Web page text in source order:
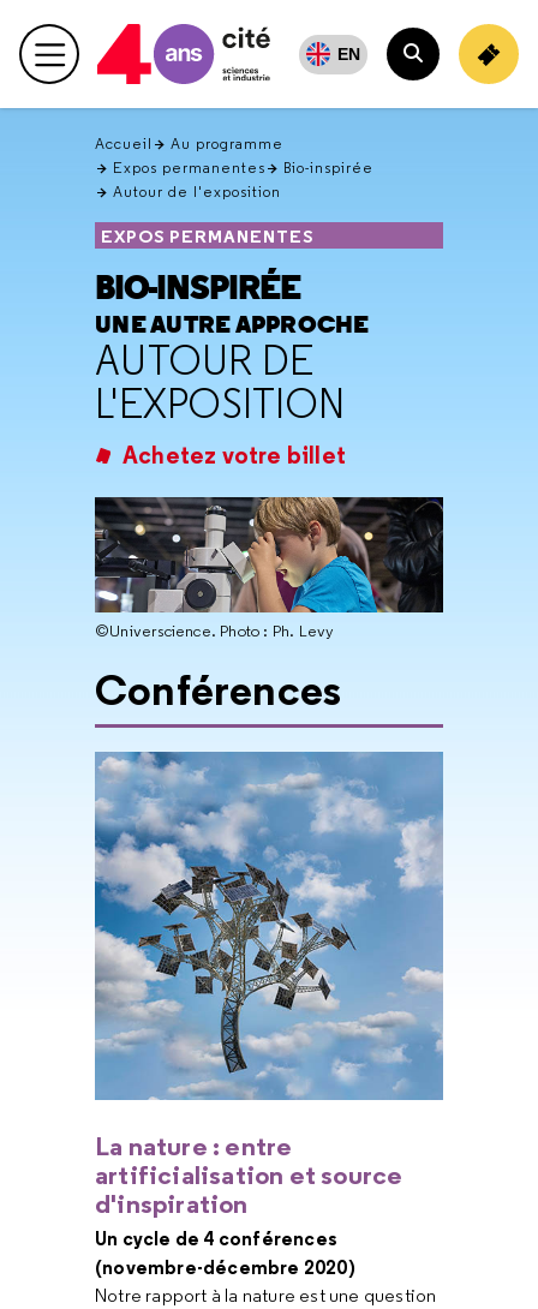
en
haut Menu principal EN
Rechercher
Accueil
Au programme
Expos permanentes
Bio-inspirée
Autour de l'exposition
EXPOS PERMANENTES
BIO-INSPIRÉE
UNE AUTRE APPROCHE
AUTOUR DE
L'EXPOSITION
Achetez votre billet
©Universcience. Photo : Ph. Levy
Conférences
La nature : entre
artificialisation et source
d'inspiration
Un cycle de 4 conférences
(novembre-décembre 2020)
Notre rapport à la nature est une question